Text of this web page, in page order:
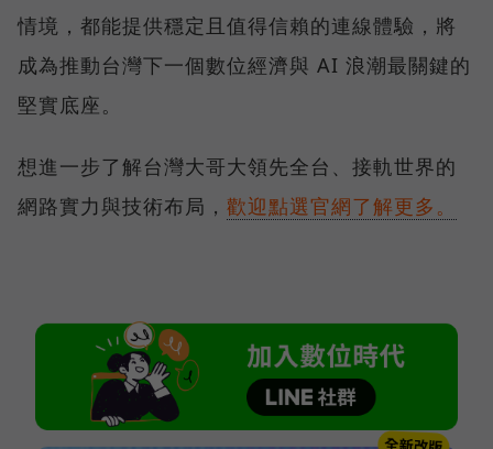
情境，都能提供穩定且值得信賴的連線體驗，將
成為推動台灣下一個數位經濟與 AI 浪潮最關鍵的
堅實底座。
想進一步了解台灣大哥大領先全台、接軌世界的
網路實力與技術布局， 歡迎點選官網了解更多。